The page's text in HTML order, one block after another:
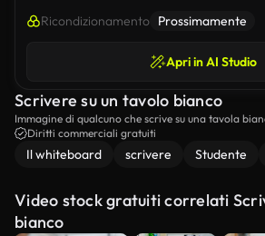
Ricondizionamento Prossimamente
Apri in AI Studio
Scrivere su un tavolo bianco
Immagine di qualcuno che scrive su una tavola
Diritti commerciali gratuiti
Il whiteboard scrivere Studente
Video stock gratuiti correlati
bianco